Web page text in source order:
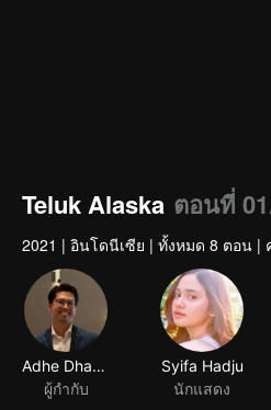
Teluk Alaska ตอนที่
2021 | อินโดนีเซีย | ทั้งหมด 8 ตอน |
Adhe Dharmastriya
ผู้กำกับ
Syifa Hadju
นักแสดง